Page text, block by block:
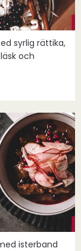
syrlig rättika,
och
isterband